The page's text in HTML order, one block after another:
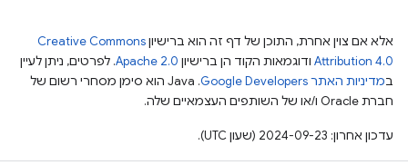
אלא אם צוין אחרת, התוכן של דף זה הוא ברישיוןCreative Commons
Attribution 4.0 ודוגמאות הקוד הן ברישיון Apache 2.0. לפרטים, ניתן לעיין
במדיניות האתר Google Developers‏
.‏ Java הוא סימן מסחרי רשום של
חברת Oracle ו/או של השותפים העצמאיים שלה.
עדכון אחרון: 2024-09-23 (שעון UTC).